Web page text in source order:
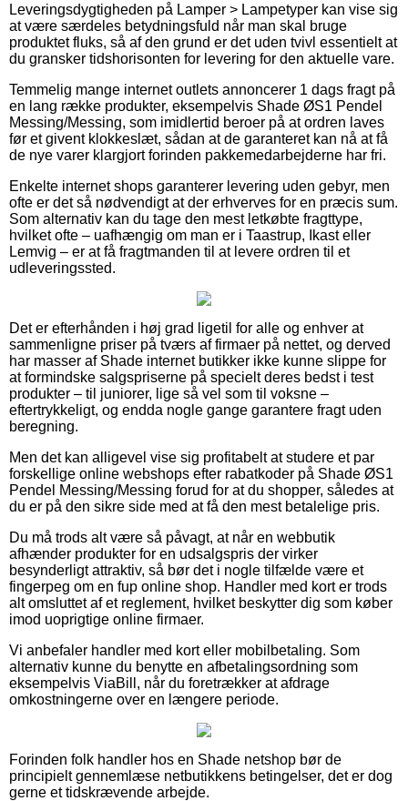
Leveringsdygtigheden på Lamper > Lampetyper kan vise sig
at være særdeles betydningsfuld når man skal bruge
produktet fluks, så af den grund er det uden tvivl essentielt at
du gransker tidshorisonten for levering for den aktuelle vare.
Temmelig mange internet outlets annoncerer 1 dags fragt på
en lang række produkter, eksempelvis Shade ØS1 Pendel
Messing/Messing, som imidlertid beroer på at ordren laves
før et givent klokkeslæt, sådan at de garanteret kan nå at få
de nye varer klargjort forinden pakkemedarbejderne har fri.
Enkelte internet shops garanterer levering uden gebyr, men
ofte er det så nødvendigt at der erhverves for en præcis sum.
Som alternativ kan du tage den mest letkøbte fragttype,
hvilket ofte – uafhængig om man er i Taastrup, Ikast eller
Lemvig – er at få fragtmanden til at levere ordren til et
udleveringssted.
Det er efterhånden i høj grad ligetil for alle og enhver at
sammenligne priser på tværs af firmaer på nettet, og derved
har masser af Shade internet butikker ikke kunne slippe for
at formindske salgspriserne på specielt deres bedst i test
produkter – til juniorer, lige så vel som til voksne –
eftertrykkeligt, og endda nogle gange garantere fragt uden
beregning.
Men det kan alligevel vise sig profitabelt at studere et par
forskellige online webshops efter rabatkoder på Shade ØS1
Pendel Messing/Messing forud for at du shopper, således at
du er på den sikre side med at få den mest betalelige pris.
Du må trods alt være så påvagt, at når en webbutik
afhænder produkter for en udsalgspris der virker
besynderligt attraktiv, så bør det i nogle tilfælde være et
fingerpeg om en fup online shop. Handler med kort er trods
alt omsluttet af et reglement, hvilket beskytter dig som køber
imod uoprigtige online firmaer.
Vi anbefaler handler med kort eller mobilbetaling. Som
alternativ kunne du benytte en afbetalingsordning som
eksempelvis ViaBill, når du foretrækker at afdrage
omkostningerne over en længere periode.
Forinden folk handler hos en Shade netshop bør de
principielt gennemlæse netbutikkens betingelser, det er dog
gerne et tidskrævende arbejde.